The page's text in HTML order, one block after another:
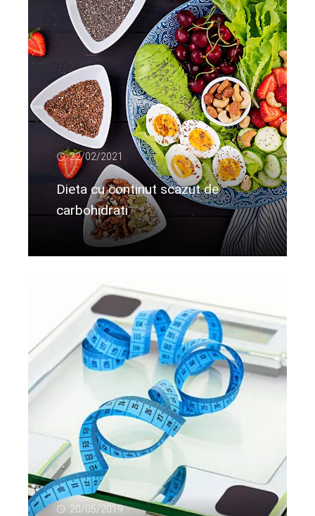
22/02/2021
Dieta cu continut scazut de
carbohidrati
Citeste mai departe...
20/05/2019